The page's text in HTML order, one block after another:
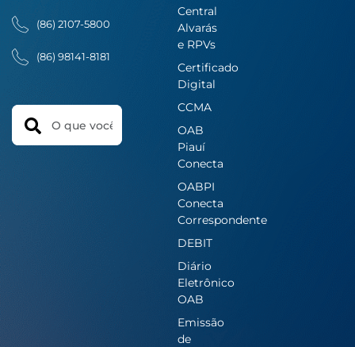
(86) 2107-5800
(86) 98141-8181
Search
Central
Alvarás
e RPVs
Certificado
Digital
CCMA
OAB
Piauí
Conecta
OABPI
Conecta
Correspondente
DEBIT
Diário
Eletrônico
OAB
Emissão
de